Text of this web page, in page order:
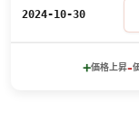
2024-10-30
+価格上昇-